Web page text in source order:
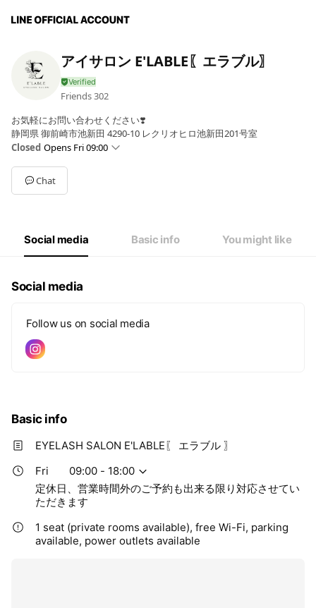
アイサロン E'LABLE〖エラブル〗
Friends302
お気軽にお問い合わせください❣️
静岡県 御前崎市池新田 4290-10 レクリオヒロ池新田201号室
Closed Opens Fri 09:00
SunClosed
Mon09:00 - 18:00
Tue
09:00 - 18:00
Sat09:00 - 18:00
定休日、営業時間外のご予約も出来る限り対応させていただきます
Chat
Social media Basic info You might like
Social media
Follow us on social media
Basic info
EYELASH SALON E'LABLE〖 エラブル 〗
Fri
09:00 - 18:00
定休日、営業時間外のご予約も出来る限り対応させてい
ただきます
1 seat (private rooms available), free Wi-Fi, parking
available, power outlets available